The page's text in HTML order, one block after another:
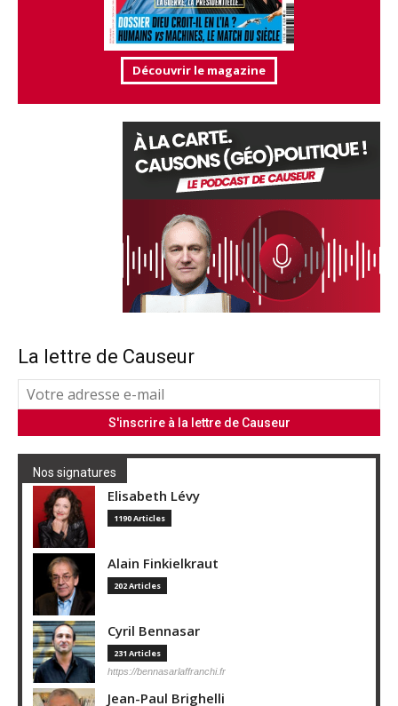
Découvrir le magazine
La lettre de Causeur
Nos signatures
Elisabeth Lévy
1190 Articles
Alain Finkielkraut
202 Articles
Cyril Bennasar
231 Articles
https://bennasarlaffranchi.fr
Jean-Paul Brighelli